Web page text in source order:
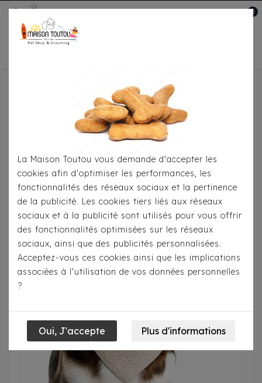
0
Accueil
Pour
Accessoires
Bandana Milk&Pepper -
Kimi Boutis Taupe
La Maison Toutou vous demande d'accepter les
cookies afin d'optimiser les performances, les
fonctionnalités des réseaux sociaux et la pertinence
de la publicité. Les cookies tiers liés aux réseaux
sociaux et à la publicité sont utilisés pour vous offrir
des fonctionnalités optimisées sur les réseaux
sociaux, ainsi que des publicités personnalisées.
Acceptez-vous ces cookies ainsi que les implications
associées à l'utilisation de vos données personnelles
?